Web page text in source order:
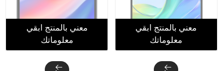
معني بالمنتج ابقي
معلوماتك
معني بالمنتج ابقي
معلوماتك